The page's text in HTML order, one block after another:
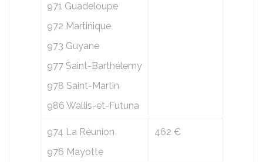
971 Guadeloupe
972 Martinique
973 Guyane
977 Saint-Barthélemy
978 Saint-Martin
986 Wallis-et-Futuna
974 La Réunion
976 Mayotte
462 €